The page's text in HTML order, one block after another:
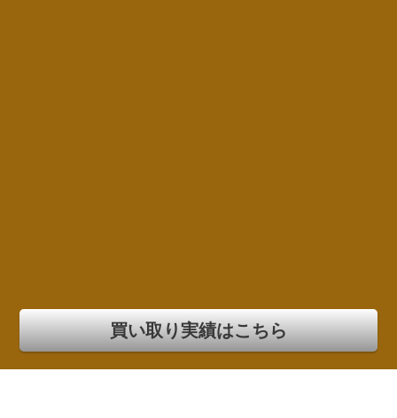
買い取り実績はこちら